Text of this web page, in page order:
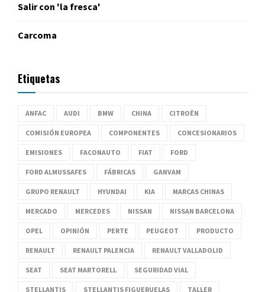
Salir con 'la fresca'
Carcoma
Etiquetas
ANFAC AUDI BMW CHINA CITROËN
COMISIÓN EUROPEA COMPONENTES CONCESIONARIOS
EMISIONES FACONAUTO FIAT FORD
FORD ALMUSSAFES FÁBRICAS GANVAM
GRUPO RENAULT HYUNDAI KIA MARCAS CHINAS
MERCADO MERCEDES NISSAN NISSAN BARCELONA
OPEL OPINIÓN PERTE PEUGEOT PRODUCTO
RENAULT RENAULT PALENCIA RENAULT VALLADOLID
SEAT SEAT MARTORELL SEGURIDAD VIAL
STELLANTIS STELLANTIS FIGUERUELAS TALLER